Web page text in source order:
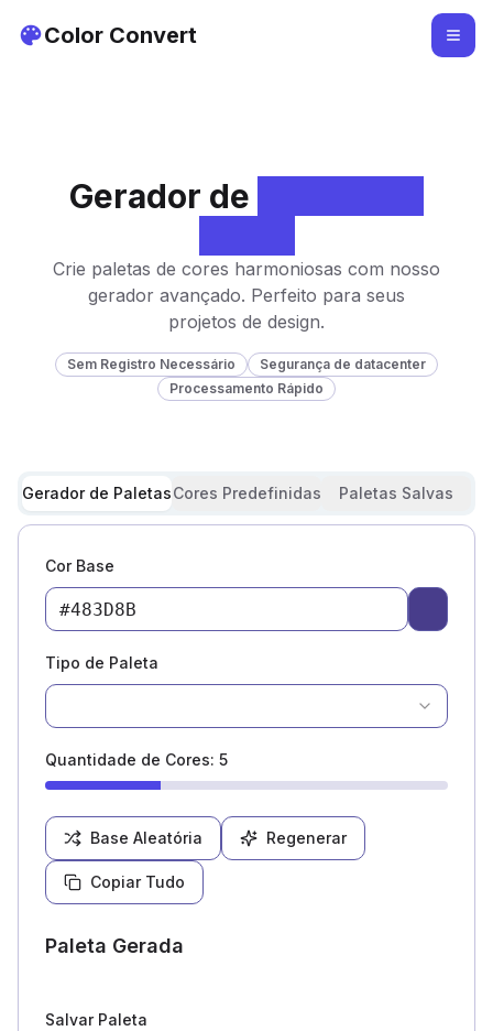
Color Convert
Gerador de
Crie paletas de cores harmoniosas com nosso
gerador avançado. Perfeito para seus
projetos de design.
Sem Registro Necessário
Segurança de datacenter
Processamento Rápido
Gerador de PaletasCores Predefinidas Paletas Salvas
Cor Base
Pick a
Tipo de Paleta
Quantidade de Cores: 5
Base Aleatória Regenerar
Copiar Tudo
Paleta Gerada
Salvar Paleta